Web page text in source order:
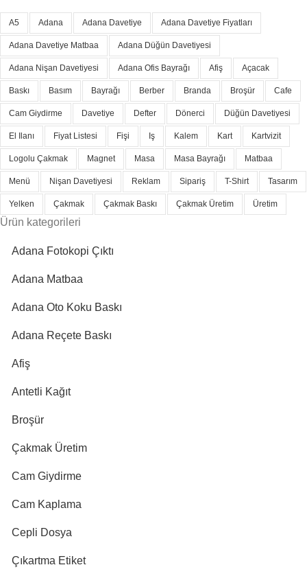
A5 Adana Adana Davetiye Adana Davetiye Fiyatları
Adana Davetiye Matbaa Adana Düğün Davetiyesi
Adana Nişan Davetiyesi Adana Ofis Bayrağı Afiş Açacak
Baskı Basım Bayrağı Berber Branda Broşür Cafe
Cam Giydirme Davetiye Defter Dönerci Düğün Davetiyesi
El Ilanı Fiyat Listesi Fişi Iş Kalem Kart Kartvizit
Logolu Çakmak Magnet Masa Masa Bayrağı Matbaa
Menü Nişan Davetiyesi Reklam Sipariş T-Shirt Tasarım
Yelken Çakmak Çakmak Baskı Çakmak Üretim Üretim
Ürün kategorileri
Adana Fotokopi Çıktı
Adana Matbaa
Adana Oto Koku Baskı
Adana Reçete Baskı
Afiş
Antetli Kağıt
Broşür
Çakmak Üretim
Cam Giydirme
Cam Kaplama
Cepli Dosya
Çıkartma Etiket